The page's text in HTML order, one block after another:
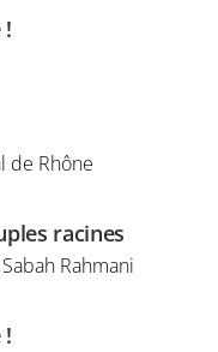
de Rhône
racines
Rahmani